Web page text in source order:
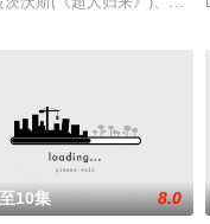
10集 8.0